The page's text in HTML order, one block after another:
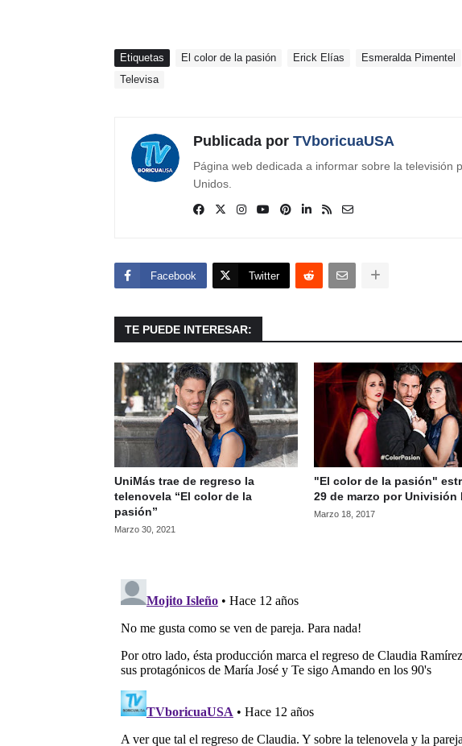
Etiquetas El color de la pasión Erick Elías Esmeralda Pimentel
Televisa
Publicada por TVboricuaUSA
Página web dedicada a informar sobre la televisión
Unidos.
Facebook Twitter
TE PUEDE INTERESAR:
UniMás trae de regreso la
telenovela “El color de la
pasión”
Marzo 30, 2021
"El color de la pasión"
29 de marzo por Univisión
Marzo 18, 2017